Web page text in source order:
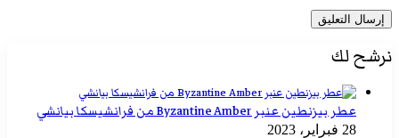
نرشح لك
عطر بيزنطين عنبر Byzantine Amber من فرانشيسكا بيانشي
28 فبراير، 2023